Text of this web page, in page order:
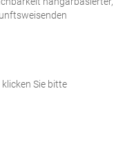
Sie bitte